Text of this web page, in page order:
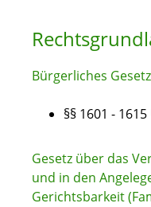
Bürgerliches
§§ 1601 -
Gesetz über das
und in den
Gerichtsbarkeit